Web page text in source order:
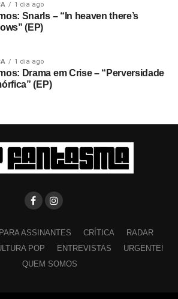
1 dia ago
Snarls – “In heaven there’s
(EP)
1 dia ago
Drama em Crise – “Perversidade
(EP)
PARA ASSINANTES CRÍTICA
RADAR
POP ENTREVISTAS
URGENTE!
QUEM SOMOS